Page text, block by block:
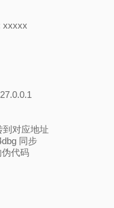
xxxxx
到对应地址
同步
伪代码